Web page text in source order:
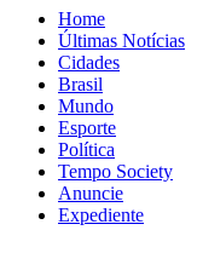
Home
Últimas Notícias
Cidades
Brasil
Mundo
Esporte
Política
Tempo Society
Anuncie
Expediente